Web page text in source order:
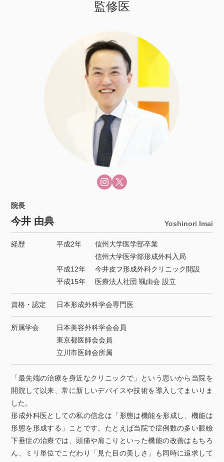
監修医
院長
今井 由典 Yoshinori Imai
経歴 平成2年
信州大学医学部卒業
信州大学医学部形成外科入局
平成12年
今井皮フ形成外科クリニック開設
平成15年
医療法人社団 颯由会 設立
資格・認定 日本形成外科学会専門医
所属学会
日本美容外科学会会員
東京都医師会会員
立川市医師会所属
「最先端の治療を身近なクリニックで」という思いから当院を
開院して以来、常に新しいデバイスや技術を導入してまいりま
した。
形成外科医としての私の信念は「形態は機能を形成し、機能は
形態を形成する」ことです。たとえば当院で症例数の多い眼瞼
下垂症の治療では、頭痛や肩こりといった機能の改善はもちろ
ん、ミリ単位でこだわり「見た目の美しさ」も同時に追求して